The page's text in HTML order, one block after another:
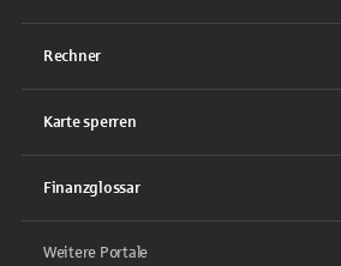
Rechner
Karte sperren
Finanzglossar
Weitere Portale